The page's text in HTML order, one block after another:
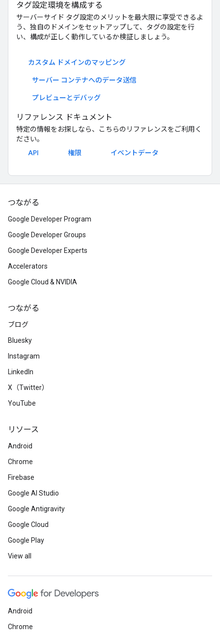
タグ設定環境を構成する
サーバーサイド タグ設定のメリットを最大限に享受できるよ
う、独自のドメインをセットアップして、タグの設定を行
い、構成が正しく動作しているか検証しましょう。
カスタム ドメインのマッピング
サーバー コンテナへのデータ送信
プレビューとデバッグ
リファレンス ドキュメント
特定の情報をお探しなら、こちらのリファレンスをご利用く
ださい。
API 権限 イベントデータ
つながる
Google Developer Program
Google Developer Groups
Google Developer Experts
Accelerators
Google Cloud & NVIDIA
つながる
ブログ
Bluesky
Instagram
LinkedIn
X（Twitter）
YouTube
リソース
Android
Chrome
Firebase
Google AI Studio
Google Antigravity
Google Cloud
Google Play
View all
Android
Chrome